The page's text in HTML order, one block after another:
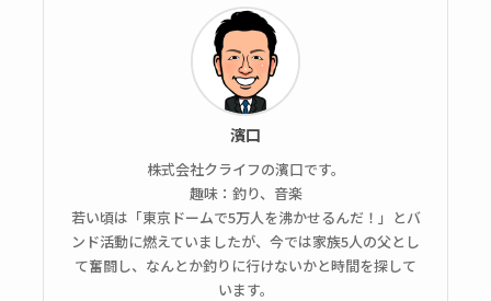
濱口
株式会社クライフの濱口です。
趣味：釣り、音楽
若い頃は「東京ドームで5万人を沸かせるんだ！」とバ
ンド活動に燃えていましたが、今では家族5人の父とし
て奮闘し、なんとか釣りに行けないかと時間を探して
います。